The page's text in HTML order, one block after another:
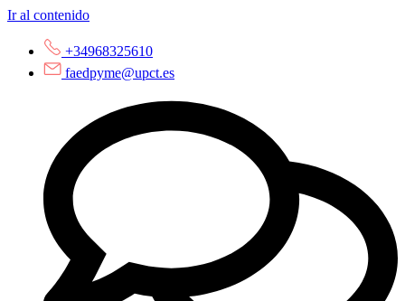
Ir al contenido
+34968325610
faedpyme@upct.es